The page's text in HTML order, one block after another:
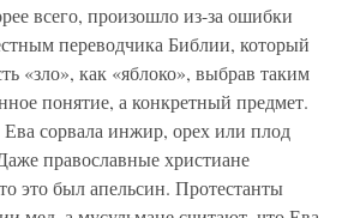
всего, произошло из-за ошибки
переводчика Библии, который
«зло», как «яблоко», выбрав таким
понятие, а конкретный предмет.
сорвала инжир, орех или плод
православные христиане
это был апельсин. Протестанты